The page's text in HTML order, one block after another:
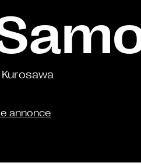
annonce